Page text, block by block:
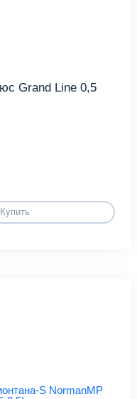
Grand Line 0,5
Купить